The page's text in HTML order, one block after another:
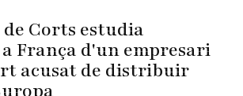
Corts estudia
França d'un empresari
acusat de distribuir